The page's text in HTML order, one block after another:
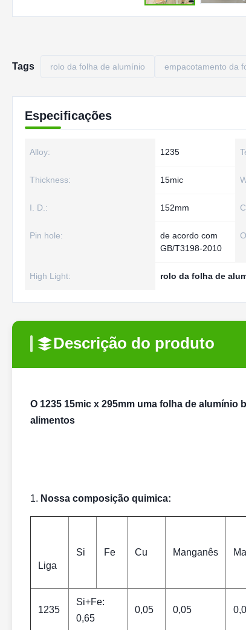
Tags rolo da folha de alumínio empacotamento da
Especificações
Alloy: 1235
Thickness: 15mic
I. D.: 152mm
Pin hole:
de acordo com
GB/T3198-2010
High Light: rolo da folha de
Descrição do produto
O 1235 15mic x 295mm uma folha de
alimentos
1. Nossa composição quimica:
Liga
Si Fe Cu Manganês
1235
Si+Fe:
0,65
0,05 0,05